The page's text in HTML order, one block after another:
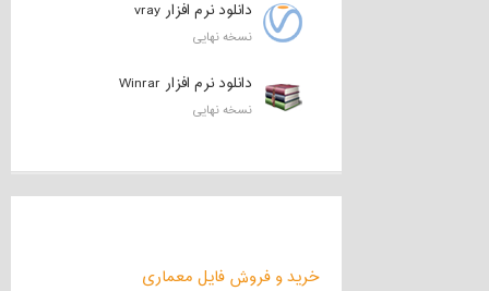
دانلود نرم افزار vray
نسخه نهایی
دانلود نرم افزار Winrar
نسخه نهایی
خرید و فروش فایل معماری